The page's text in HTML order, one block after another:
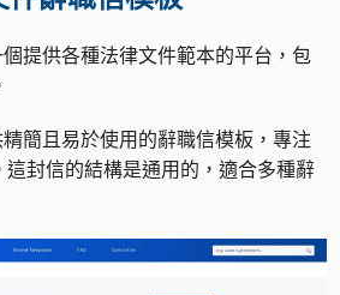
提供各種法律文件範本的平台，包
簡且易於使用的辭職信模板，專注
封信的結構是通用的，適合多種辭